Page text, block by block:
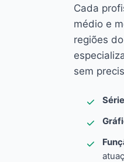
Cada
médio e
regiões
sem